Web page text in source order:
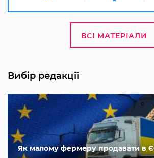
ВСІ МАТЕРІАЛИ
Вибір редакції
Як малому фермеру продавати в